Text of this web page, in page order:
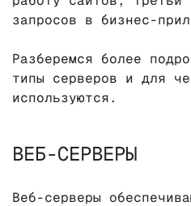
запросов в бизнес-
Разберемся более
типы серверов и для
используются.
ВЕБ-СЕРВЕРЫ
Веб-серверы